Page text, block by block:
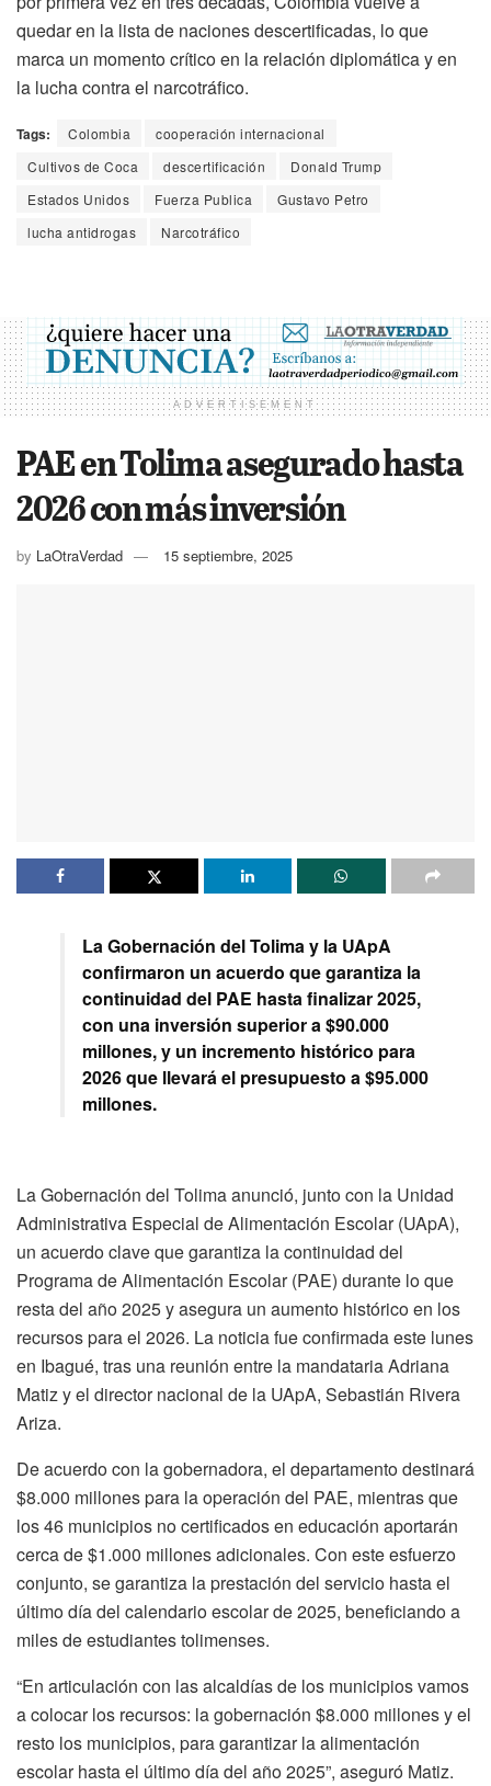
quedar en la lista de naciones descertificadas, lo que
marca un momento crítico en la relación diplomática y en
la lucha contra el narcotráfico.
Tags: Colombia
cooperación internacional
Cultivos de Coca
descertificación
Donald Trump
Estados Unidos
Fuerza Publica
Gustavo Petro
lucha antidrogas
Narcotráfico
ADVERTISEMENT
PAE en Tolima asegurado hasta
2026 con más inversión
by LaOtraVerdad 15 septiembre, 2025
La Gobernación del Tolima y la UApA
confirmaron un acuerdo que garantiza la
continuidad del PAE hasta finalizar 2025,
con una inversión superior a $90.000
millones, y un incremento histórico para
2026 que llevará el presupuesto a $95.000
millones.
La Gobernación del Tolima anunció, junto con la Unidad
Administrativa Especial de Alimentación Escolar (UApA),
un acuerdo clave que garantiza la continuidad del
Programa de Alimentación Escolar (PAE) durante lo que
resta del año 2025 y asegura un aumento histórico en los
recursos para el 2026. La noticia fue confirmada este lunes
en Ibagué, tras una reunión entre la mandataria Adriana
Matiz y el director nacional de la UApA, Sebastián Rivera
Ariza.
De acuerdo con la gobernadora, el departamento destinará
$8.000 millones para la operación del PAE, mientras que
los 46 municipios no certificados en educación aportarán
cerca de $1.000 millones adicionales. Con este esfuerzo
conjunto, se garantiza la prestación del servicio hasta el
último día del calendario escolar de 2025, beneficiando a
miles de estudiantes tolimenses.
“En articulación con las alcaldías de los municipios vamos
a colocar los recursos: la gobernación $8.000 millones y el
resto los municipios, para garantizar la alimentación
escolar hasta el último día del año 2025”, aseguró Matiz.